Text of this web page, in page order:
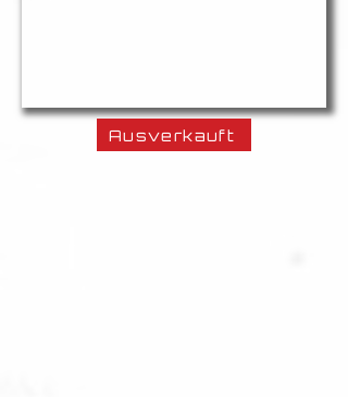
Ausverkauft